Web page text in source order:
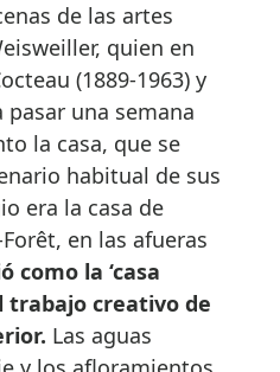
de las artes
quien en
(1889-1963) y
una semana
la casa, que se
habitual de sus
era la casa de
en las afueras
como la ‘casa
trabajo creativo de
Las aguas